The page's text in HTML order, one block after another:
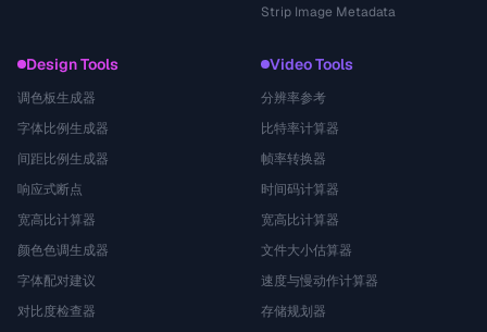
Strip Image Metadata
Design Tools
调色板生成器
字体比例生成器
间距比例生成器
响应式断点
宽高比计算器
颜色色调生成器
字体配对建议
对比度检查器
Video Tools
分辨率参考
比特率计算器
帧率转换器
时间码计算器
宽高比计算器
文件大小估算器
速度与慢动作计算器
存储规划器